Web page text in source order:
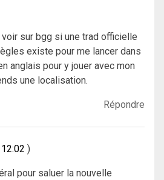
voir sur bgg si une trad officielle
existe pour me lancer dans
anglais pour y jouer avec mon
une localisation.
Répondre
pour saluer la nouvelle